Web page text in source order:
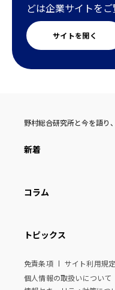
どは企業サイトをご
サイトを開く
野村総合研究所と今を語り
新着
コラム
トピックス
免責条項 サイト利用規定
個人情報の取扱いについて